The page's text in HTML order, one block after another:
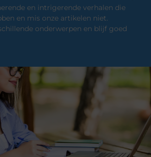
en intrigerende verhalen die
en mis onze artikelen niet.
onderwerpen en blijf goed